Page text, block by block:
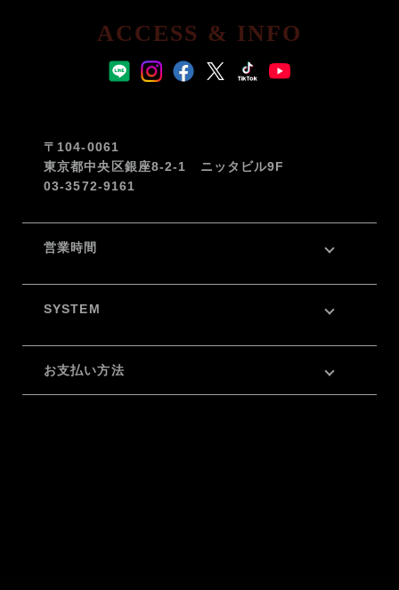
ACCESS & INFO
〒104-0061
東京都中央区銀座8-2-1 ニッタビル9F
03-3572-9161
営業時間
SYSTEM
お支払い方法